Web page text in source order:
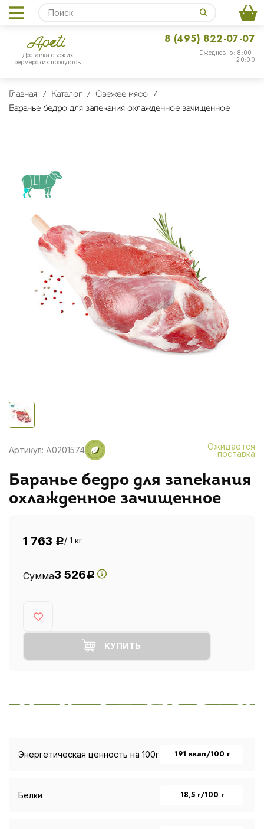
Доставка свежих
фермерских продуктов
Ежедневно: 8:00-
20:00
8 (495) 822-07-07
Главная Каталог
Свежее мясо
Баранье бедро для запекания охлажденное зачищенное
Артикул: A0201574 Ожидается
поставка
Баранье бедро для запекания
охлажденное зачищенное
1 763 Р/ 1 кг
Сумма3 526Р
КУПИТЬ
Энергетическая ценность на 100г 191 ккал/100 г
Белки 18,5 г/100 г